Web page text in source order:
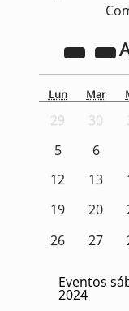
Lun Mar
29 30
5
6
12
13
19
20
26
27
Eventos
2024